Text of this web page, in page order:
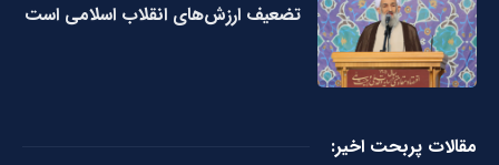
تضعیف ارزش‌های انقلاب اسلامی است
مقالات پربحت اخیر: